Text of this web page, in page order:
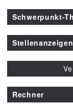
Schwerpunkt-
Stellenanzeigen
Rechner